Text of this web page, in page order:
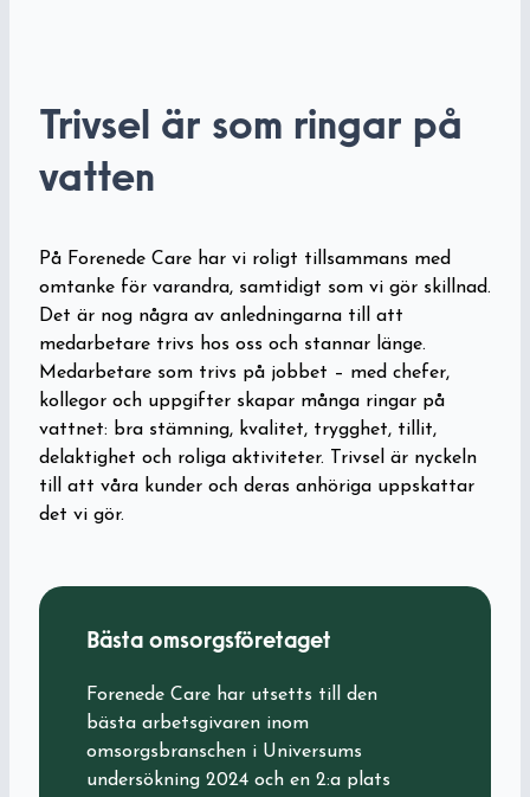
Trivsel är som ringar på
vatten
På Forenede Care har vi roligt tillsammans med
omtanke för varandra, samtidigt som vi gör skillnad.
Det är nog några av anledningarna till att
medarbetare trivs hos oss och stannar länge.
Medarbetare som trivs på jobbet – med chefer,
kollegor och uppgifter skapar många ringar på
vattnet: bra stämning, kvalitet, trygghet, tillit,
delaktighet och roliga aktiviteter. Trivsel är nyckeln
till att våra kunder och deras anhöriga uppskattar
det vi gör.
Bästa omsorgsföretaget
Forenede Care har utsetts till den
bästa arbetsgivaren inom
omsorgsbranschen i Universums
undersökning 2024 och en 2:a plats